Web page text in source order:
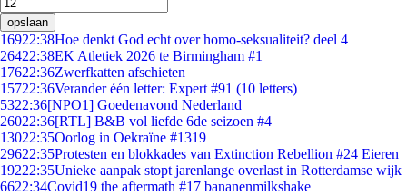
opslaan
16922:38Hoe denkt God echt over homo-seksualiteit? deel 4
26422:38EK Atletiek 2026 te Birmingham #1
17622:36Zwerfkatten afschieten
15722:36Verander één letter: Expert #91 (10 letters)
5322:36[NPO1] Goedenavond Nederland
26022:36[RTL] B&B vol liefde 6de seizoen #4
13022:35Oorlog in Oekraïne #1319
29622:35Protesten en blokkades van Extinction Rebellion #24 Eieren
19222:35Unieke aanpak stopt jarenlange overlast in Rotterdamse wijk
6622:34Covid19 the aftermath #17 bananenmilkshake